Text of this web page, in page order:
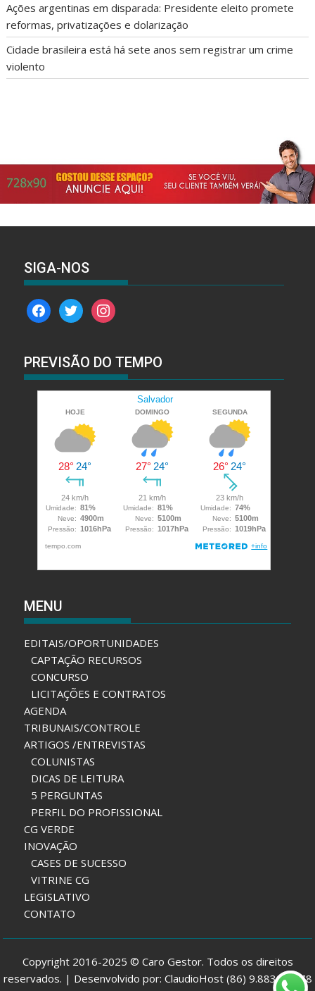
Ações argentinas em disparada: Presidente eleito promete
reformas, privatizações e dolarização
Cidade brasileira está há sete anos sem registrar um crime
violento
SIGA-NOS
facebooktwitterinstagram
PREVISÃO DO TEMPO
MENU
EDITAIS/OPORTUNIDADES
CAPTAÇÃO RECURSOS
CONCURSO
LICITAÇÕES E CONTRATOS
AGENDA
TRIBUNAIS/CONTROLE
ARTIGOS /ENTREVISTAS
COLUNISTAS
DICAS DE LEITURA
5 PERGUNTAS
PERFIL DO PROFISSIONAL
CG VERDE
INOVAÇÃO
CASES DE SUCESSO
VITRINE CG
LEGISLATIVO
CONTATO
Copyright 2016-2025 © Caro Gestor. Todos os direitos
reservados. | Desenvolvido por: ClaudioHost (86) 9.8832-7978